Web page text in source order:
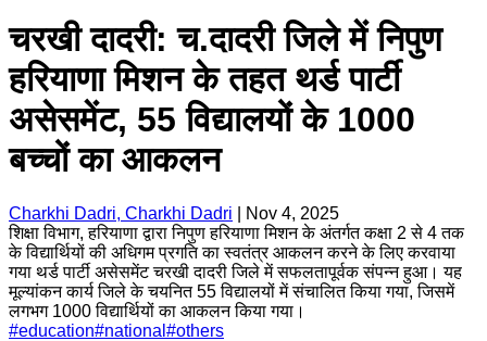
चरखी दादरी: च.दादरी जिले में निपुण
हरियाणा मिशन के तहत थर्ड पार्टी
असेसमेंट, 55 विद्यालयों के 1000
बच्चों का आकलन
Charkhi Dadri, Charkhi Dadri
Nov 4, 2025
शिक्षा विभाग, हरियाणा द्वारा निपुण हरियाणा मिशन के अंतर्गत कक्षा 2 से 4 तक
के विद्यार्थियों की अधिगम प्रगति का स्वतंत्र आकलन करने के लिए करवाया
गया थर्ड पार्टी असेसमेंट चरखी दादरी जिले में सफलतापूर्वक संपन्न हुआ। यह
मूल्यांकन कार्य जिले के चयनित 55 विद्यालयों में संचालित किया गया, जिसमें
लगभग 1000 विद्यार्थियों का आकलन किया गया।
#education#national #others